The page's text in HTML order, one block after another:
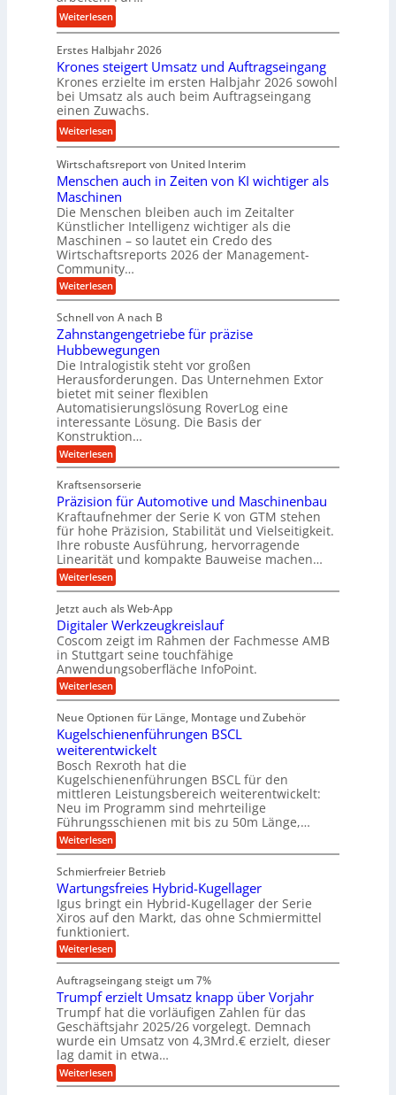
n
d
l
l
s
e
n
s
o
r
e
n
i
n
d
e
t
r
i
b
u
n
d
H
y
d
r
a
u
i
k
i
m
V
e
r
g
l
e
c
h
Weiterlesen:
P
r
ä
z
i
s
e
u
n
d
l
a
n
g
l
e
b
i
g
e
K
u
g
e
l
g
e
w
n
d
e
t
r
i
e
b
e
f
ü
r
r
a
u
e
U
m
g
e
b
u
n
g
e
n
Erstes Halbjahr 2026
Krones steigert Umsatz und Auftragseingang
Krones erzielte im ersten Halbjahr 2026 sowohl
bei Umsatz als auch beim Auftragseingang
einen Zuwachs.
Weiterlesen:
K
r
o
n
e
s
s
t
e
i
g
e
r
t
U
m
s
a
t
z
u
n
d
A
u
f
t
g
s
e
i
n
g
a
n
g
Wirtschaftsreport von United Interim
Menschen auch in Zeiten von KI wichtiger als
Maschinen
Die Menschen bleiben auch im Zeitalter
Künstlicher Intelligenz wichtiger als die
Maschinen – so lautet ein Credo des
Wirtschaftsreports 2026 der Management-
Community…
Weiterlesen:
M
n
s
c
h
e
n
a
u
c
h
i
n
Z
e
e
n
v
o
n
K
I
w
i
c
h
t
i
g
e
a
l
s
M
a
s
c
h
i
n
e
n
Schnell von A nach B
Zahnstangengetriebe für präzise
Hubbewegungen
Die Intralogistik steht vor großen
Herausforderungen. Das Unternehmen Extor
bietet mit seiner flexiblen
Automatisierungslösung RoverLog eine
interessante Lösung. Die Basis der
Konstruktion…
Weiterlesen:
Z
h
n
s
t
a
n
g
e
n
e
t
r
i
e
b
e
f
r
p
r
ä
z
i
s
e
H
u
b
e
w
e
g
u
n
g
e
Kraftsensorserie
Präzision für Automotive und Maschinenbau
Kraftaufnehmer der Serie K von GTM stehen
für hohe Präzision, Stabilität und Vielseitigkeit.
Ihre robuste Ausführung, hervorragende
Linearität und kompakte Bauweise machen…
Weiterlesen:
P
ä
z
i
s
i
o
n
f
r
A
u
t
o
m
o
t
i
v
e
n
d
M
a
s
c
h
i
e
n
b
a
u
Jetzt auch als Web-App
Digitaler Werkzeugkreislauf
Coscom zeigt im Rahmen der Fachmesse AMB
in Stuttgart seine touchfähige
Anwendungsoberfläche InfoPoint.
Weiterlesen:
D
g
i
t
a
l
e
r
W
e
r
k
z
e
u
g
k
r
e
i
s
a
u
f
Neue Optionen für Länge, Montage und Zubehör
Kugelschienenführungen BSCL
weiterentwickelt
Bosch Rexroth hat die
Kugelschienenführungen BSCL für den
mittleren Leistungsbereich weiterentwickelt:
Neu im Programm sind mehrteilige
Führungsschienen mit bis zu 50m Länge,…
Weiterlesen:
K
g
e
l
s
c
h
i
e
e
n
f
ü
h
r
u
n
g
Schmierfreier Betrieb
Wartungsfreies Hybrid-Kugellager
Igus bringt ein Hybrid-Kugellager der Serie
Xiros auf den Markt, das ohne Schmiermittel
funktioniert.
Weiterlesen:
W
r
t
u
n
g
s
r
e
Auftragseingang steigt um 7%
Trumpf erzielt Umsatz knapp über Vorjahr
Trumpf hat die vorläufigen Zahlen für das
Geschäftsjahr 2025/26 vorgelegt. Demnach
wurde ein Umsatz von 4,3Mrd.€ erzielt, dieser
lag damit in etwa…
Weiterlesen:
T